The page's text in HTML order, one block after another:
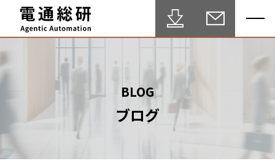
HOME
Agentic Automation 推進サービス
BLOG
ブログ